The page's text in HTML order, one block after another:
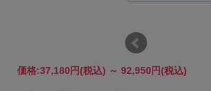
価格:37,180円(税込) ～ 92,950円(税込)